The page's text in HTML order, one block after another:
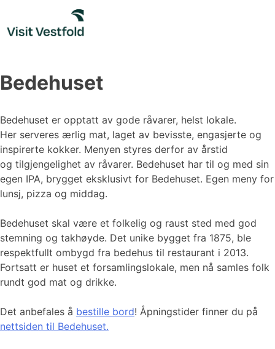
content
Bedehuset
Bedehuset er opptatt av gode råvarer, helst lokale.
Her serveres ærlig mat, laget av bevisste, engasjerte og
inspirerte kokker. Menyen styres derfor av årstid
og tilgjengelighet av råvarer. Bedehuset har til og med sin
egen IPA, brygget eksklusivt for Bedehuset. Egen meny for
lunsj, pizza og middag.
Bedehuset skal være et folkelig og raust sted med god
stemning og takhøyde. Det unike bygget fra 1875, ble
respektfullt ombygd fra bedehus til restaurant i 2013.
Fortsatt er huset et forsamlingslokale, men nå samles folk
rundt god mat og drikke.
Det anbefales å bestille bord! Åpningstider finner du på
nettsiden til Bedehuset.